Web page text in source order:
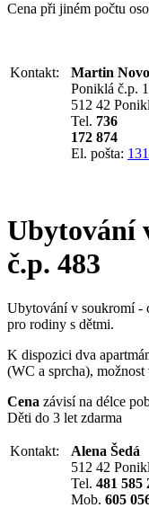
Cena při jiném počtu
Kontakt:
Martin
Poniklá č.p.
512 42
Tel. 736
172 874
El. pošta:
Ubytování
č.p. 483
Ubytování v soukromí -
pro rodiny s dětmi.
K dispozici dva
(WC a sprcha), možnost
Cena závisí na délce
Děti do 3 let zdarma
Kontakt:
Alena Šedá
512 42
Tel. 481 585
Mob. 605